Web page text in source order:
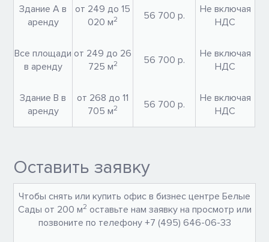
Здание А в
аренду
от 249 до 15
020 м2 56 700 р.
Не включая
НДС
Все площади
в аренду
от 249 до 26
725 м2 56 700 р.
Не включая
НДС
Здание В в
аренду
от 268 до 11
705 м2 56 700 р.
Не включая
НДС
Оставить заявку
Чтобы снять или купить офис в бизнес центре Белые
Сады от 200 м2 оставьте нам заявку на просмотр или
позвоните по телефону +7 (495) 646-06-33